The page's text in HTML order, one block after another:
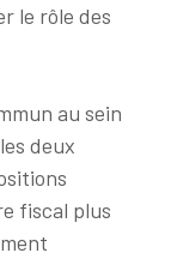
le rôle des
au sein
deux
fiscal plus